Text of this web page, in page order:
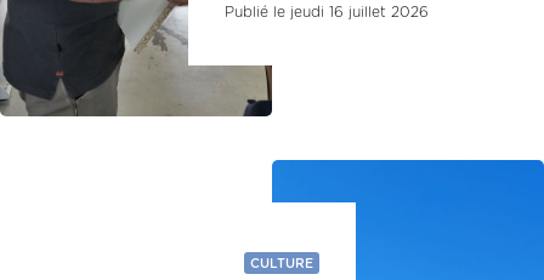
Publié le jeudi 16 juillet 2026
CULTURE